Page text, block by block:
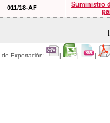
011/18-AF
Suministro
de Exportación: | | |